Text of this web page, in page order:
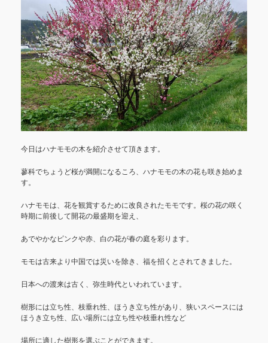
今日はハナモモの木を紹介させて頂きます。
蓼科でちょうど桜が満開になるころ、ハナモモの木の花も咲き始めま
す。
ハナモモは、花を観賞するために改良されたモモです。桜の花の咲く
時期に前後して開花の最盛期を迎え、
あでやかなピンクや赤、白の花が春の庭を彩ります。
モモは古来より中国では災いを除き、福を招くとされてきました。
日本への渡来は古く、弥生時代といわれています。
樹形には立ち性、枝垂れ性、ほうき立ち性があり、狭いスペースには
ほうき立ち性、広い場所には立ち性や枝垂れ性など
場所に適した樹形を選ぶことができます。